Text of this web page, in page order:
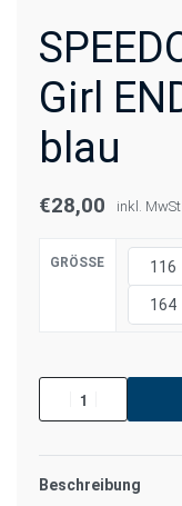
Girl
blau
€28,00 inkl. MwSt
GRÖSSE 116
164
Beschreibung